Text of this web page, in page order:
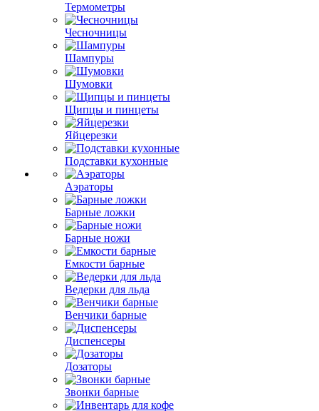
Термометры
Чесночницы
Шампуры
Шумовки
Щипцы и пинцеты
Яйцерезки
Подставки кухонные
Аэраторы
Барные ложки
Барные ножи
Емкости барные
Ведерки для льда
Венчики барные
Диспенсеры
Дозаторы
Звонки барные